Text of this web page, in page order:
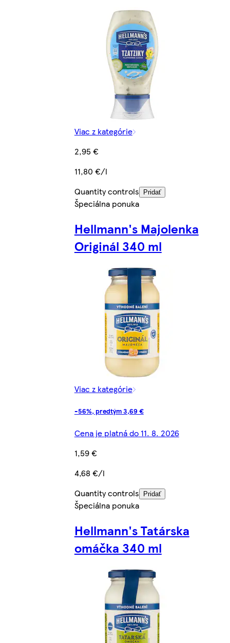
Viac z kategórie
2,95 €
11,80 €/l
Quantity controls
Pridať
Špeciálna ponuka
Hellmann's Majolenka
Originál 340 ml
Viac z kategórie
-56%, predtým 3,69 €
Cena je platná do 11. 8. 2026
1,59 €
4,68 €/l
Quantity controls
Pridať
Špeciálna ponuka
Hellmann's Tatárska
omáčka 340 ml